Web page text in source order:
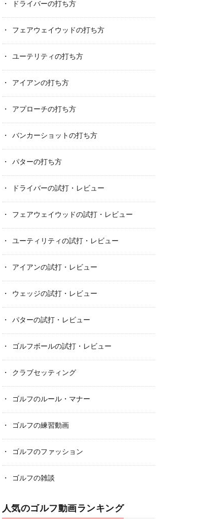
ドライバーの打ち方
フェアウェイウッドの打ち方
ユーテリティの打ち方
アイアンの打ち方
アプローチの打ち方
バンカーショットの打ち方
パターの打ち方
ドライバーの試打・レビュー
フェアウェイウッドの試打・レビュー
ユーティリティの試打・レビュー
アイアンの試打・レビュー
ウェッジの試打・レビュー
パターの試打・レビュー
ゴルフボールの試打・レビュー
クラブセッティング
ゴルフのルール・マナー
ゴルフの練習動画
ゴルフのファッション
ゴルフの雑談
人気のゴルフ動画ランキング